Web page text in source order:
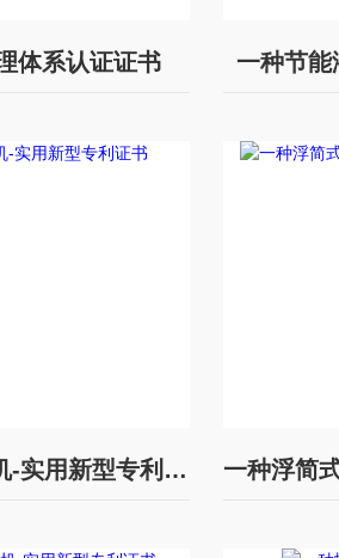
体系认证证书 一种节
一种周边传动刮泥机-实用新型专利证书